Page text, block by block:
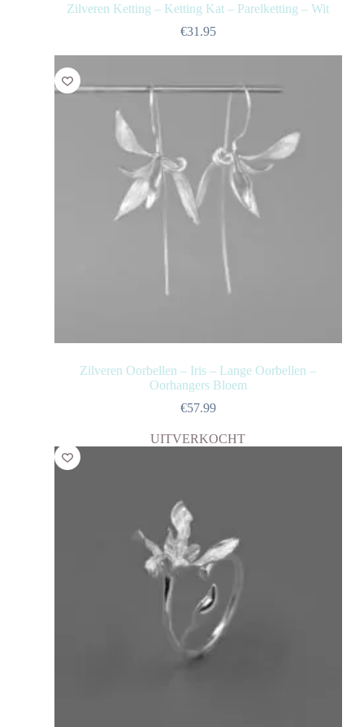
Zilveren Ketting – Ketting Kat – Parelketting – Wit
€31.95
Zilveren Oorbellen – Iris – Lange Oorbellen –
Oorhangers Bloem
€57.99
UITVERKOCHT